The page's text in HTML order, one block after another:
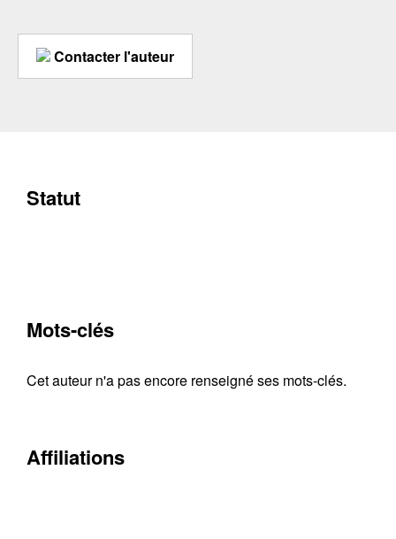
Contacter l'auteur
Statut
Mots-clés
Cet auteur n'a pas encore renseigné ses mots-clés.
Affiliations
Récupération de l'adresse e-mail